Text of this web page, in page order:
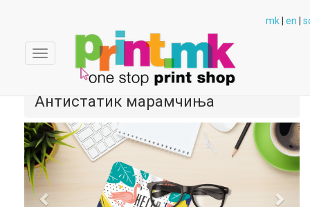
mk en
Toggle
navigation
Антистатик марамчиња
Previous Next